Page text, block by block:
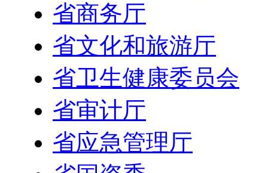
省商务厅
省文化和旅游厅
省卫生健康委员会
省审计厅
省应急管理厅